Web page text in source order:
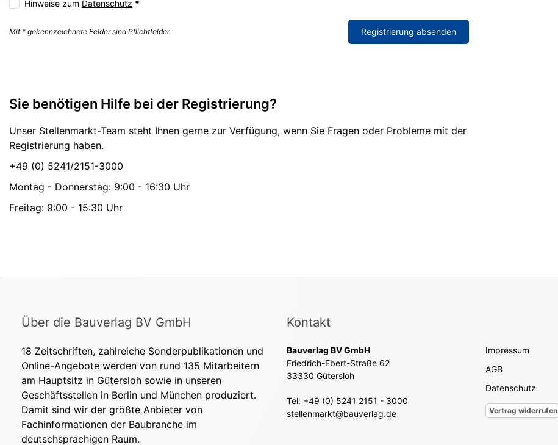
Hinweise zum Datenschutz *
Registrierung absenden
Mit * gekennzeichnete Felder sind Pflichtfelder.
Sie benötigen Hilfe bei der Registrierung?
Unser Stellenmarkt-Team steht Ihnen gerne zur Verfügung, wenn Sie Fragen oder Probleme mit der
Registrierung haben.
+49 (0) 5241/2151-3000
Montag - Donnerstag: 9:00 - 16:30 Uhr
Freitag: 9:00 - 15:30 Uhr
Über die Bauverlag BV GmbH
18 Zeitschriften, zahlreiche Sonderpublikationen und
Online-Angebote werden von rund 135 Mitarbeitern
am Hauptsitz in Gütersloh sowie in unseren
Geschäftsstellen in Berlin und München produziert.
Damit sind wir der größte Anbieter von
Fachinformationen der Baubranche im
deutschsprachigen Raum.
Kontakt
Bauverlag BV GmbH
Friedrich-Ebert-Straße 62
33330 Gütersloh
Tel: +49 (0) 5241 2151 - 3000
stellenmarkt@bauverlag.de
Impressum
AGB
Datenschutz
Vertrag widerrufen